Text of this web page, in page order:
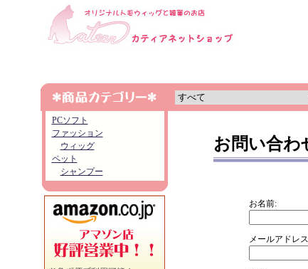
PCソフト
ファッション
ウィッグ
ペット
シャンプー
お問い合わ
お名前:
メールアドレ